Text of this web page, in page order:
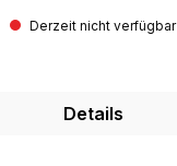
Derzeit nicht verfügbar
Details